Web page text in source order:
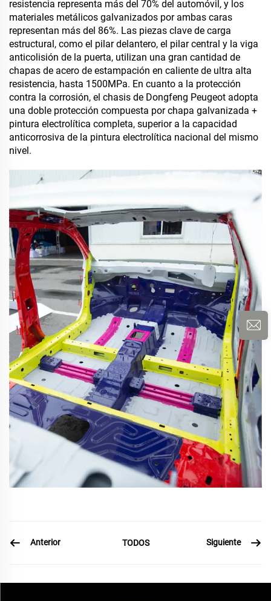
resistencia representa más del 70% del automóvil, y los
materiales metálicos galvanizados por ambas caras
representan más del 86%. Las piezas clave de carga
estructural, como el pilar delantero, el pilar central y la viga
anticolisión de la puerta, utilizan una gran cantidad de
chapas de acero de estampación en caliente de ultra alta
resistencia, hasta 1500MPa. En cuanto a la protección
contra la corrosión, el chasis de Dongfeng Peugeot adopta
una doble protección compuesta por chapa galvanizada +
pintura electrolítica completa, superior a la capacidad
anticorrosiva de la pintura electrolítica nacional del mismo
nivel.
Anterior TODOS Siguiente